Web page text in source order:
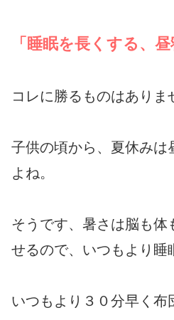
「睡眠を長くする、昼
コレに勝るものはありま
子供の頃から、夏休みは
よね。
そうです、暑さは脳も体
せるので、いつもより睡
いつもより３０分早く布